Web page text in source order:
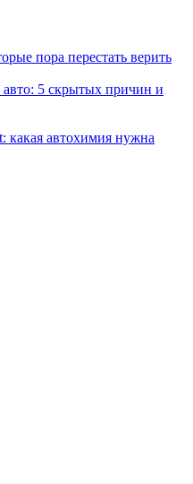
пора перестать верить
5 скрытых причин и
автохимия нужна